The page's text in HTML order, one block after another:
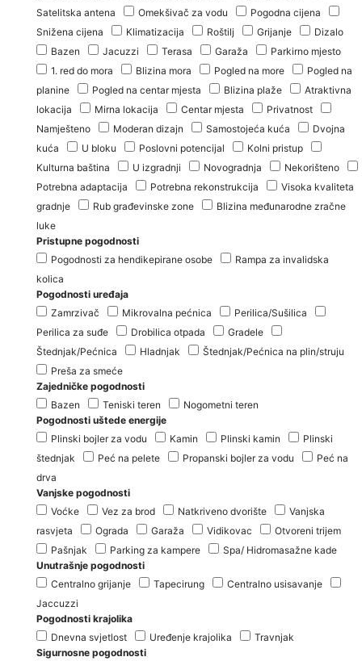
Satelitska antena
Omekšivač za vodu
Pogodna cijena
Snižena cijena
Klimatizacija Roštilj Grijanje
Dizalo
Bazen
Jacuzzi Terasa Garaža
Parkirno mjesto
1. red do mora
Blizina mora Pogled na more
Pogled na
planine
Pogled na centar mjesta Blizina plaže
Atraktivna
lokacija
Mirna lokacija Centar mjesta
Privatnost
Namješteno
Moderan dizajn Samostojeća kuća
Dvojna
kuća
U bloku Poslovni potencijal
Kolni pristup
Kulturna baština
U izgradnji Novogradnja
Nekorišteno
Potrebna adaptacija
Potrebna rekonstrukcija
Visoka kvaliteta
gradnje
Rub građevinske zone
Blizina međunarodne zračne
luke
Pristupne pogodnosti
Pogodnosti za hendikepirane osobe
Rampa za invalidska
kolica
Pogodnosti uređaja
Zamrzivač
Mikrovalna pećnica
Perilica/Sušilica
Perilica za suđe
Drobilica otpada
Gradele
Štednjak/Pećnica
Hladnjak
Štednjak/Pećnica na plin/struju
Preša za smeće
Zajedničke pogodnosti
Bazen
Teniski teren
Nogometni teren
Pogodnosti uštede energije
Plinski bojler za vodu
Kamin Plinski kamin
Plinski
štednjak
Peć na pelete Propanski bojler za vodu
Peć na
drva
Vanjske pogodnosti
Voćke
Vez za brod Natkriveno dvorište
Vanjska
rasvjeta
Ograda Garaža Vidikovac
Otvoreni trijem
Pašnjak
Parking za kampere
Spa/ Hidromasažne kade
Unutrašnje pogodnosti
Centralno grijanje
Tapecirung
Centralno usisavanje
Jaccuzzi
Pogodnosti krajolika
Dnevna svjetlost
Uređenje krajolika
Travnjak
Sigurnosne pogodnosti